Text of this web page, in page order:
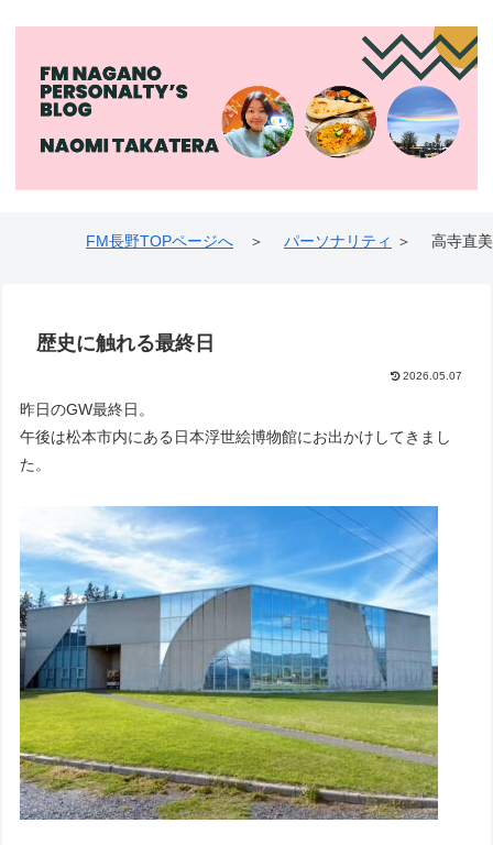
FM長野TOPページへ ＞ パーソナリティ ＞ 高寺直美
歴史に触れる最終日
2026.05.07
昨日のGW最終日。
午後は松本市内にある日本浮世絵博物館にお出かけしてきまし
た。